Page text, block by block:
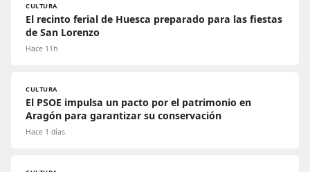
CULTURA
El recinto ferial de Huesca preparado para las fiestas
de San Lorenzo
Hace 11h
CULTURA
El PSOE impulsa un pacto por el patrimonio en
Aragón para garantizar su conservación
Hace 1 días